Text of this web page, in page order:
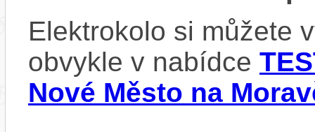
Elektrokolo si můžete
obvykle v nabídce
Nové Město na